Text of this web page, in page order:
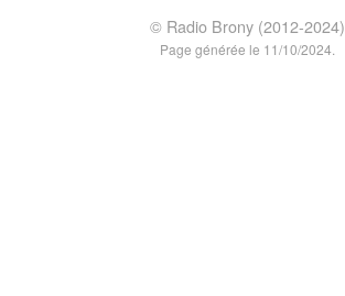
© Radio Brony (2012-2024)
Page générée le 11/10/2024.